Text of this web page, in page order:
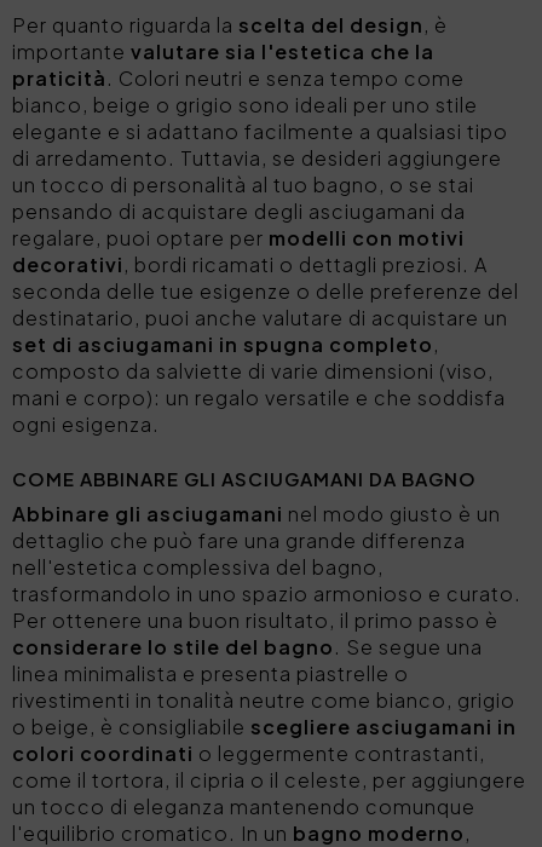
Per quanto riguarda la scelta del design, è
importante valutare sia l'estetica che la
praticità. Colori neutri e senza tempo come
bianco, beige o grigio sono ideali per uno stile
elegante e si adattano facilmente a qualsiasi tipo
di arredamento. Tuttavia, se desideri aggiungere
un tocco di personalità al tuo bagno, o se stai
pensando di acquistare degli asciugamani da
regalare, puoi optare per modelli con motivi
decorativi, bordi ricamati o dettagli preziosi. A
seconda delle tue esigenze o delle preferenze del
destinatario, puoi anche valutare di acquistare un
set di asciugamani in spugna completo,
composto da salviette di varie dimensioni (viso,
mani e corpo): un regalo versatile e che soddisfa
ogni esigenza.
COME ABBINARE GLI ASCIUGAMANI DA BAGNO
Abbinare gli asciugamani nel modo giusto è un
dettaglio che può fare una grande differenza
nell'estetica complessiva del bagno,
trasformandolo in uno spazio armonioso e curato.
Per ottenere una buon risultato, il primo passo è
considerare lo stile del bagno. Se segue una
linea minimalista e presenta piastrelle o
rivestimenti in tonalità neutre come bianco, grigio
o beige, è consigliabile scegliere asciugamani in
colori coordinati o leggermente contrastanti,
come il tortora, il cipria o il celeste, per aggiungere
un tocco di eleganza mantenendo comunque
l'equilibrio cromatico. In un bagno moderno,